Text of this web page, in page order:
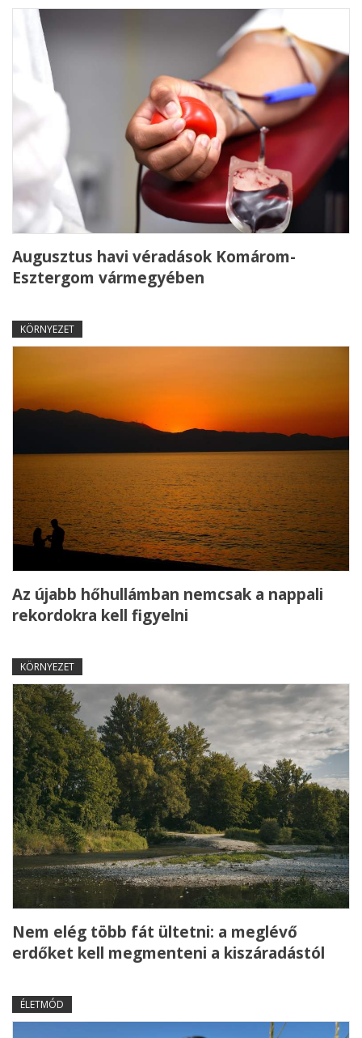
Augusztus havi véradások Komárom-
Esztergom vármegyében
KÖRNYEZET
Az újabb hőhullámban nemcsak a nappali
rekordokra kell figyelni
KÖRNYEZET
Nem elég több fát ültetni: a meglévő
erdőket kell megmenteni a kiszáradástól
ÉLETMÓD